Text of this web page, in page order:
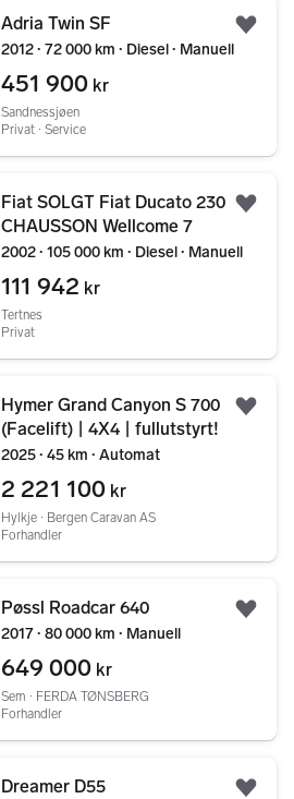
Adria Twin SF
2012 ∙ 72 000 km ∙ Diesel ∙ Manuell
451 900 kr
Sandnessjøen
Privat ∙ Service
Fiat SOLGT Fiat Ducato 230
CHAUSSON Wellcome 7
2002 ∙ 105 000 km ∙ Diesel ∙ Manuell
111 942 kr
Tertnes
Privat
Hymer Grand Canyon S 700
(Facelift) | 4X4 | fullutstyrt!
2025 ∙ 45 km ∙ Automat
2 221 100 kr
Hylkje ∙ Bergen Caravan AS
Forhandler
Pøssl Roadcar 640
2017 ∙ 80 000 km ∙ Manuell
649 000 kr
Sem ∙ FERDA TØNSBERG
Forhandler
Dreamer D55